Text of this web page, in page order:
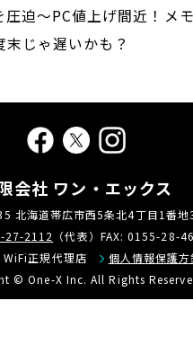
迫～PC値上げ間近！メ
じゃ遅いかも？
会社 ワン・エックス
北海道帯広市西5条北4丁目1番
27-2112 （代表）FAX: 0155-28-
© One-X Inc. All Rights
正規代理店 個人情報保護方